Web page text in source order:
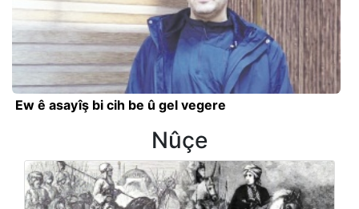
Ew ê asayîş bi cih be û gel vegere
Nûçe